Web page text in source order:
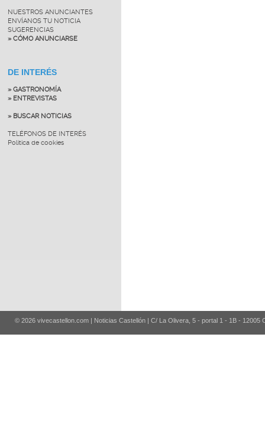
NUESTROS ANUNCIANTES
ENVÍANOS TU NOTICIA
SUGERENCIAS
» CÓMO ANUNCIARSE
DE INTERÉS
» GASTRONOMÍA
» ENTREVISTAS
» BUSCAR NOTICIAS
TELÉFONOS DE INTERÉS
Política de cookies
© 2026 vivecastellon.com | Noticias Castellón | C/ La Olivera, 5 - portal 1 - 1B - 12005